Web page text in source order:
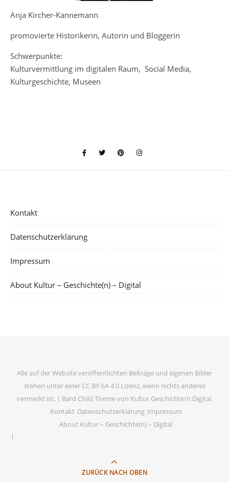
Anja Kircher-Kannemann
promovierte Historikerin, Autorin und Bloggerin
Schwerpunkte:
Kulturvermittlung im digitalen Raum, Social Media,
Kulturgeschichte, Museen
Kontakt
Datenschutzerklärung
Impressum
About Kultur – Geschichte(n) – Digital
Alle auf der Website veröffentlichten Beiträge und eigenen Bilder
stehen unter einer CC BY-SA 4.0 Lizenz, wenn nichts anderes
vermerkt ist. | Bard Child Theme von Kultur Geschichte/n Digital.
Kontakt Datenschutzerklärung Impressum
About Kultur – Geschichte(n) – Digital
ZURÜCK NACH OBEN